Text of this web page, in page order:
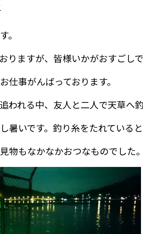
。
りますが、皆様いかがおすごし
仕事がんばっております。
われる中、友人と二人で天草へ
暑いです。釣り糸をたれている
物もなかなかおつなものでした。